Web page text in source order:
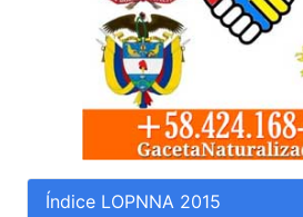
Índice LOPNNA 2015